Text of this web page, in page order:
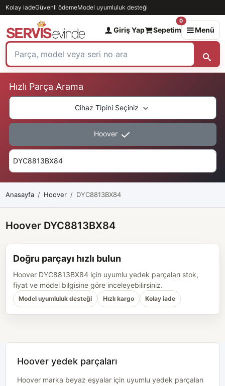
Kolay iadeGüvenli ödemeModel uyumluluk desteği
Giriş Yap Sepetim
0
Menü
Hızlı Parça Arama
Cihaz Tipini Seçiniz
Hoover
Anasayfa Hoover DYC8813BX84
Hoover DYC8813BX84
Doğru parçayı hızlı bulun
Hoover DYC8813BX84 için uyumlu yedek parçaları stok,
fiyat ve model bilgisine göre inceleyebilirsiniz.
Model uyumluluk desteği Hızlı kargo Kolay iade
Hoover yedek parçaları
Hoover marka beyaz eşyalar için uyumlu yedek parçaları